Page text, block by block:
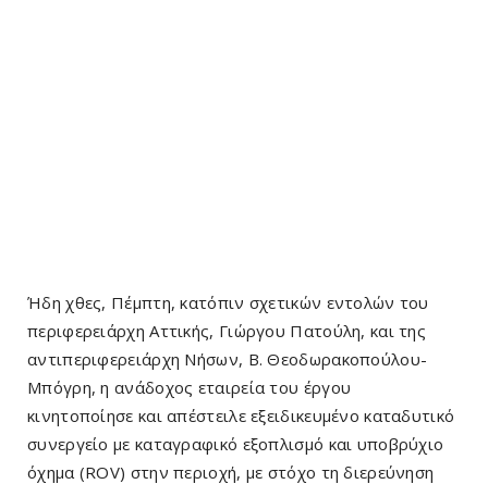
Ήδη χθες, Πέμπτη, κατόπιν σχετικών εντολών του
περιφερειάρχη Αττικής, Γιώργου Πατούλη, και της
αντιπεριφερειάρχη Νήσων, Β. Θεοδωρακοπούλου-
Μπόγρη, η ανάδοχος εταιρεία του έργου
κινητοποίησε και απέστειλε εξειδικευμένο καταδυτικό
συνεργείο με καταγραφικό εξοπλισμό και υποβρύχιο
όχημα (ROV) στην περιοχή, με στόχο τη διερεύνηση